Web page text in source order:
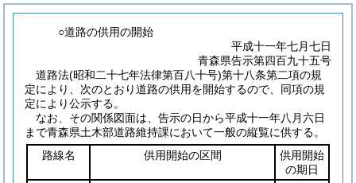
○道路の供用の開始
平成十一年七月七日
青森県告示第四百九十五号
道路法(昭和二十七年法律第百八十号)第十八条第二項の規
定により、次のとおり道路の供用を開始するので、同項の規
定により公示する。
なお、その関係図面は、告示の日から平成十一年八月六日
まで青森県土木部道路維持課において一般の縦覧に供する。
路線名
供用開始の区間
供用開始
の期日